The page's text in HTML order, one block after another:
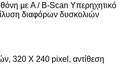
με A / B-Scan Υπερηχητικό
διαφόρων δυσκολιών
320 X 240 pixel, αντίθεση